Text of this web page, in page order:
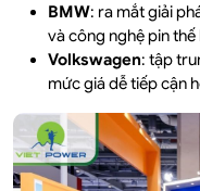
BMW: ra mắt giải
và công nghệ pin thế
Volkswagen: tập
mức giá dễ tiếp cận